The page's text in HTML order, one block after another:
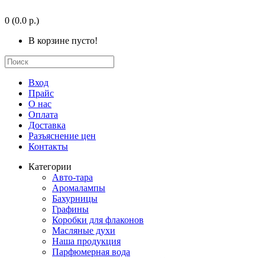
0 (0.0 р.)
В корзине пусто!
Вход
Прайс
О нас
Оплата
Доставка
Разъяснение цен
Контакты
Категории
Авто-тара
Аромалампы
Бахурницы
Графины
Коробки для флаконов
Масляные духи
Наша продукция
Парфюмерная вода